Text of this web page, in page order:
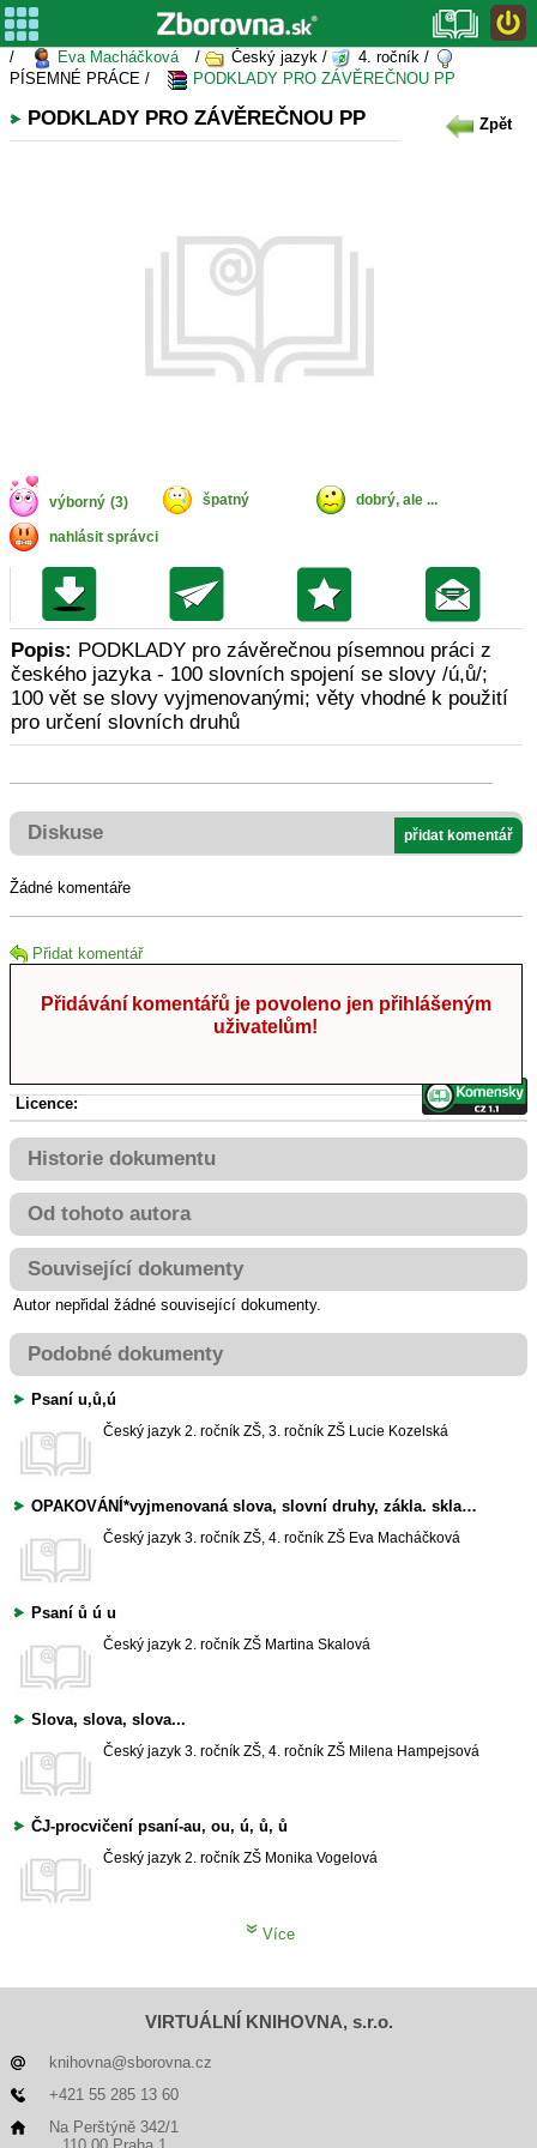
/ Eva Macháčková / Český jazyk /
4. ročník /
PÍSEMNÉ PRÁCE /
PODKLADY PRO ZÁVĚREČNOU PP
PODKLADY PRO ZÁVĚREČNOU PP Zpět
výborný (3) špatný dobrý, ale ...
nahlásit správci
Popis: PODKLADY pro závěrečnou písemnou práci z
českého jazyka - 100 slovních spojení se slovy /ú,ů/;
100 vět se slovy vyjmenovanými; věty vhodné k použití
pro určení slovních druhů
Diskuse přidat komentář
Žádné komentáře
Přidat komentář
Přidávání komentářů je povoleno jen přihlášeným
uživatelům!
Licence:
Historie dokumentu
Od tohoto autora
Související dokumenty
Autor nepřidal žádné související dokumenty.
Podobné dokumenty
Psaní u,ů,ú
Český jazyk 2. ročník ZŠ, 3. ročník ZŠ Lucie Kozelská
OPAKOVÁNÍ*vyjmenovaná slova, slovní druhy, zákla. skladeb. dvojice, křížovka
Český jazyk 3. ročník ZŠ, 4. ročník ZŠ Eva Macháčková
Psaní ů ú u
Český jazyk 2. ročník ZŠ Martina Skalová
Slova, slova, slova...
Český jazyk 3. ročník ZŠ, 4. ročník ZŠ Milena Hampejsová
ČJ-procvičení psaní-au, ou, ú, ů, ů
Český jazyk 2. ročník ZŠ Monika Vogelová
Více
VIRTUÁLNÍ KNIHOVNA, s.r.o.
knihovna@sborovna.cz
+421 55 285 13 60
Na Perštýně 342/1